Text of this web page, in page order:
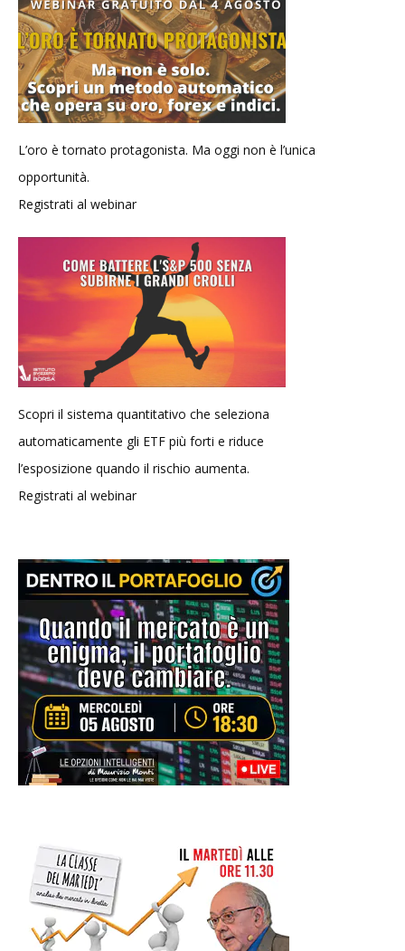
L’oro è tornato protagonista. Ma oggi non è l’unica
opportunità.
Registrati al webinar
Scopri il sistema quantitativo che seleziona
automaticamente gli ETF più forti e riduce
l’esposizione quando il rischio aumenta.
Registrati al webinar